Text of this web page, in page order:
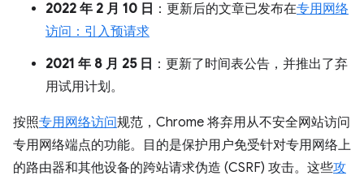
2022 年 2 月 10 日 ：更新后的文章已发布在专用网络
访问：引入预请求
2021 年 8 月 25 日 ：更新了时间表公告，并推出了弃
用试用计划。
按照专用网络访问规范，Chrome 将弃用从不安全网站访问
专用网络端点的功能。目的是保护用户免受针对专用网络上
的路由器和其他设备的跨站请求伪造 (CSRF) 攻击。这些攻